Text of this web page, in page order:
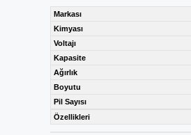
Markası
Kimyası
Voltajı
Kapasite
Ağırlık
Boyutu
Pil Sayısı
Özellikleri